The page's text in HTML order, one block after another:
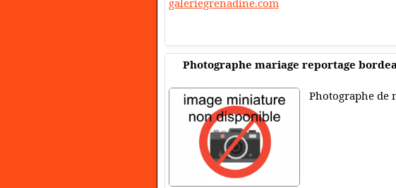
galeriegrenadine.com
Photographe mariage reportage
Photographe de